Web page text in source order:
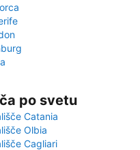
po svetu
Catania
Olbia
Cagliari